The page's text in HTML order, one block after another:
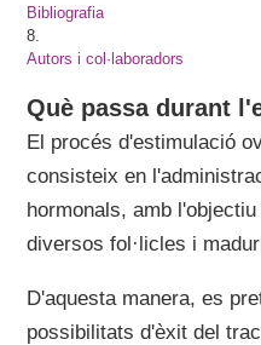
Bibliografia
8.
Autors i col·laboradors
Què passa durant
El procés d'estimulació
consisteix en
hormonals, amb
diversos fol·licles i
D'aquesta manera, es
possibilitats d'èxit del